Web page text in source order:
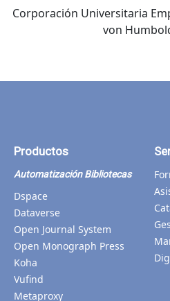
Corporación Universitaria
von
Productos
Automatización Bibliotecas
Dspace
Dataverse
Open Journal System
Open Monograph Press
Koha
Vufind
Metaproxy